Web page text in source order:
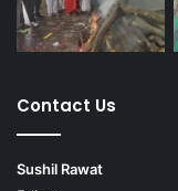
Contact Us
Sushil Rawat